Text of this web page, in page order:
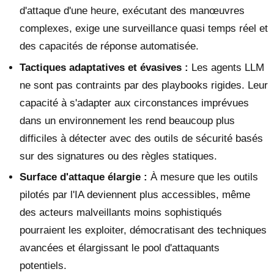
d'attaque d'une heure, exécutant des manœuvres
complexes, exige une surveillance quasi temps réel et
des capacités de réponse automatisée.
Tactiques adaptatives et évasives : Les agents LLM
ne sont pas contraints par des playbooks rigides. Leur
capacité à s'adapter aux circonstances imprévues
dans un environnement les rend beaucoup plus
difficiles à détecter avec des outils de sécurité basés
sur des signatures ou des règles statiques.
Surface d'attaque élargie : À mesure que les outils
pilotés par l'IA deviennent plus accessibles, même
des acteurs malveillants moins sophistiqués
pourraient les exploiter, démocratisant des techniques
avancées et élargissant le pool d'attaquants
potentiels.